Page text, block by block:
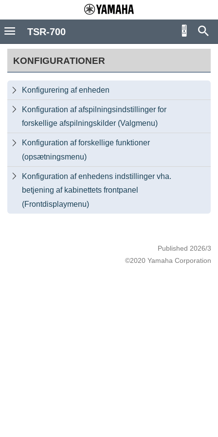
KONFIGURATIONER
 Konfigurering af enheden

Konfiguration af afspilningsindstillinger for
forskellige afspilningskilder (Valgmenu)

Konfiguration af forskellige funktioner
(opsætningsmenu)

Konfiguration af enhedens indstillinger vha.
betjening af kabinettets frontpanel
(Frontdisplaymenu)
Published 2026/3
©2020 Yamaha Corporation
TSR-700